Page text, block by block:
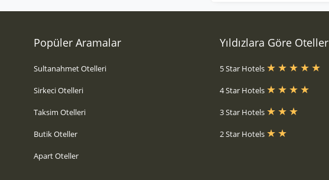
Popüler Aramalar
Sultanahmet Otelleri
Sirkeci Otelleri
Taksim Otelleri
Butik Oteller
Apart Oteller
Yıldızlara Göre Oteller
5 Star Hotels
4 Star Hotels
3 Star Hotels
2 Star Hotels